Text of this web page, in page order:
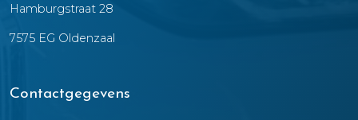
Hamburgstraat 28
7575 EG Oldenzaal
Contactgegevens